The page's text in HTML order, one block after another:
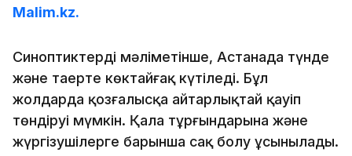
Malim.kz.
Синоптиктердің мәліметінше, Астанада түнде
және таңертең көктайғақ күтіледі. Бұл
жолдарда қозғалысқа айтарлықтай қауіп
төндіруі мүмкін. Қала тұрғындарына және
жүргізушілерге барынша сақ болу ұсынылады.